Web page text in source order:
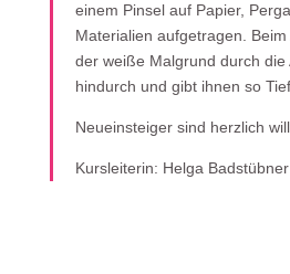
einem Pinsel auf Papier,
Materialien aufgetragen.
der weiße Malgrund durch die
hindurch und gibt ihnen so
Neueinsteiger sind herzlich
Kursleiterin: Helga Badstübner